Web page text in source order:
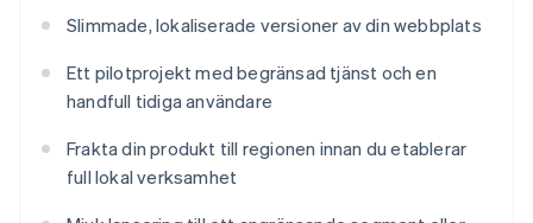
Slimmade, lokaliserade versioner av din webbplats
Ett pilotprojekt med begränsad tjänst och en
handfull tidiga användare
Frakta din produkt till regionen innan du etablerar
full lokal verksamhet